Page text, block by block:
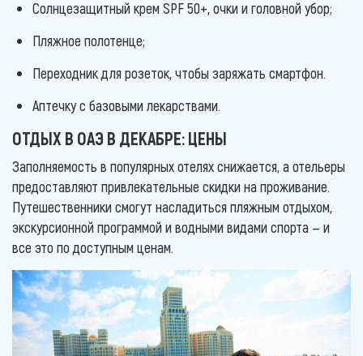
Солнцезащитный крем SPF 50+, очки и головной убор;
Пляжное полотенце;
Переходник для розеток, чтобы заряжать смартфон.
Аптечку с базовыми лекарствами.
ОТДЫХ В ОАЭ В ДЕКАБРЕ: ЦЕНЫ
Заполняемость в популярных отелях снижается, а отельеры
предоставляют привлекательные скидки на проживание.
Путешественники смогут насладиться пляжным отдыхом,
экскурсионной программой и водными видами спорта — и
все это по доступным ценам.